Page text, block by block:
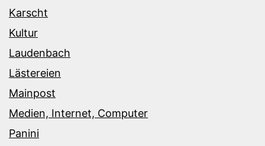
Karscht
Kultur
Laudenbach
Lästereien
Mainpost
Medien, Internet, Computer
Panini